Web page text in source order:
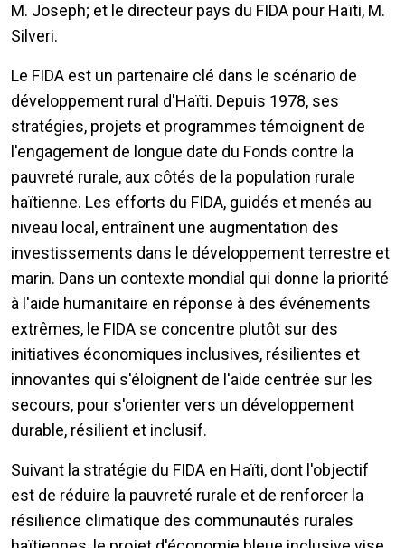
M. Joseph; et le directeur pays du FIDA pour Haïti, M.
Silveri.
Le FIDA est un partenaire clé dans le scénario de
développement rural d'Haïti. Depuis 1978, ses
stratégies, projets et programmes témoignent de
l'engagement de longue date du Fonds contre la
pauvreté rurale, aux côtés de la population rurale
haïtienne. Les efforts du FIDA, guidés et menés au
niveau local, entraînent une augmentation des
investissements dans le développement terrestre et
marin. Dans un contexte mondial qui donne la priorité
à l'aide humanitaire en réponse à des événements
extrêmes, le FIDA se concentre plutôt sur des
initiatives économiques inclusives, résilientes et
innovantes qui s'éloignent de l'aide centrée sur les
secours, pour s'orienter vers un développement
durable, résilient et inclusif.
Suivant la stratégie du FIDA en Haïti, dont l'objectif
est de réduire la pauvreté rurale et de renforcer la
résilience climatique des communautés rurales